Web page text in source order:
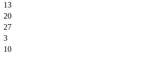
13
20
27
3
10